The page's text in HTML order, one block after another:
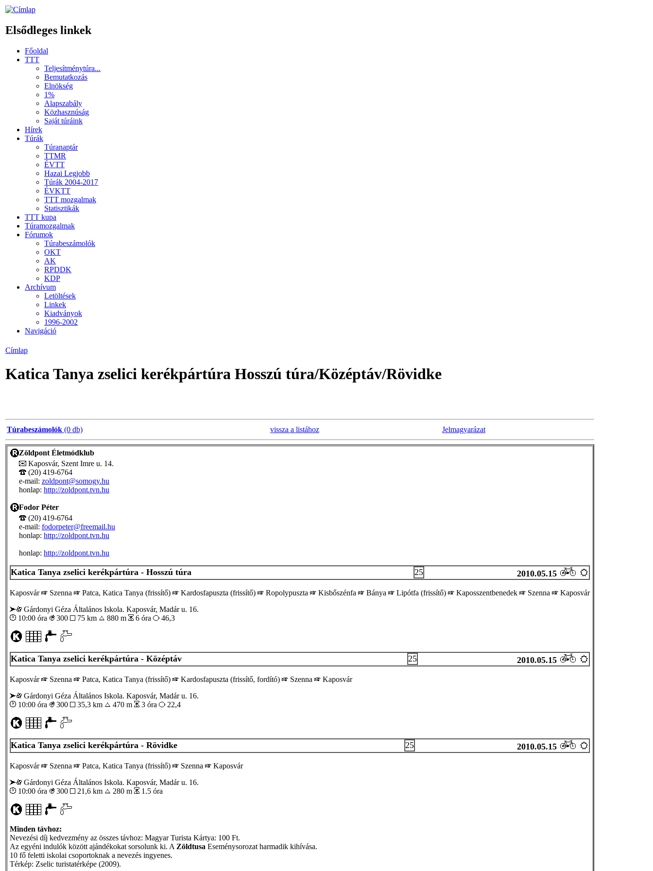
Elsődleges linkek
Főoldal
TTT
Teljesítménytúra...
Bemutatkozás
Elnökség
1%
Alapszabály
Közhasznúság
Saját túráink
Hírek
Túrák
Túranaptár
TTMR
ÉVTT
Hazai Legjobb
Túrák 2004-2017
ÉVKTT
TTT mozgalmak
Statisztikák
TTT kupa
Túramozgalmak
Fórumok
Túrabeszámolók
OKT
AK
RPDDK
KDP
Archívum
Letöltések
Linkek
Kiadványok
1996-2002
Navigáció
Címlap
Katica Tanya zselici kerékpártúra Hosszú túra/Középtáv/Rövidke
Túrabeszámolók (0 db) vissza a listához Jelmagyarázat
Zöldpont Életmódklub
Kaposvár, Szent Imre u. 14.
(20) 419-6764
e-mail: zoldpont@somogy.hu
honlap: http://zoldpont.tvn.hu
Fodor Péter
(20) 419-6764
e-mail: fodorpeter@freemail.hu
honlap: http://zoldpont.tvn.hu
honlap: http://zoldpont.tvn.hu
Katica Tanya zselici kerékpártúra - Hosszú túra 25 2010.05.15
Kaposvár Szenna Patca, Katica Tanya (frissítő) Kardosfapuszta (frissítő) Ropolypuszta Kisbőszénfa Bánya Lipótfa (frissítő) Kaposszentbenedek Szenna
Kaposvár
Gárdonyi Géza Általános Iskola. Kaposvár, Madár u. 16.
10:00 óra
300 75 km 880 m 6 óra 46,3
Katica Tanya zselici kerékpártúra - Középtáv 25 2010.05.15
Kaposvár Szenna Patca, Katica Tanya (frissítő) Kardosfapuszta (frissítő, fordító) Szenna
Kaposvár
Gárdonyi Géza Általános Iskola. Kaposvár, Madár u. 16.
10:00 óra
300 35,3 km 470 m 3 óra 22,4
Katica Tanya zselici kerékpártúra - Rövidke 25 2010.05.15
Kaposvár Szenna Patca, Katica Tanya (frissítő) Szenna
Kaposvár
Gárdonyi Géza Általános Iskola. Kaposvár, Madár u. 16.
10:00 óra
300 21,6 km 280 m 1.5 óra
Minden távhoz:
Nevezési díj kedvezmény az összes távhoz: Magyar Turista Kártya: 100 Ft.
Az egyéni indulók között ajándékokat sorsolunk ki. A Zöldtusa Eseménysorozat harmadik kihívása.
10 fő feletti iskolai csoportoknak a nevezés ingyenes.
Térkép: Zselic turistatérképe (2009).